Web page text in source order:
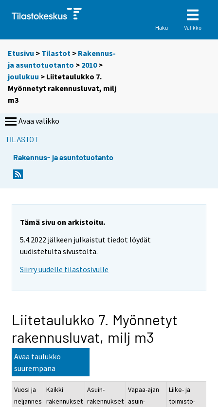
Haku Valikko
Etusivu > Tilastot > Rakennus-
ja asuntotuotanto > 2010>
joulukuu > Liitetaulukko 7.
Myönnetyt rakennusluvat, milj
m3
Avaa valikko
TILASTOT
Rakennus- ja asuntotuotanto
Tämä sivu on arkistoitu.
5.4.2022 jälkeen julkaistut tiedot löydät
uudistetulta sivustolta.
Siirry uudelle tilastosivulle
Liitetaulukko 7. Myönnetyt
rakennusluvat, milj m3
Avaa taulukko
suurempana
Vuosi ja
neljännes
Kaikki
rakennukset
Asuin-
rakennukset
Vapaa-ajan
asuin-
Liike- ja
toimisto-